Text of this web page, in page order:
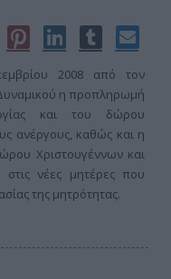
2008 από τον
η προπληρωμή
και του δώρου
ανέργους, καθώς και η
Χριστουγέννων και
στις νέες μητέρες που
της μητρότητας.